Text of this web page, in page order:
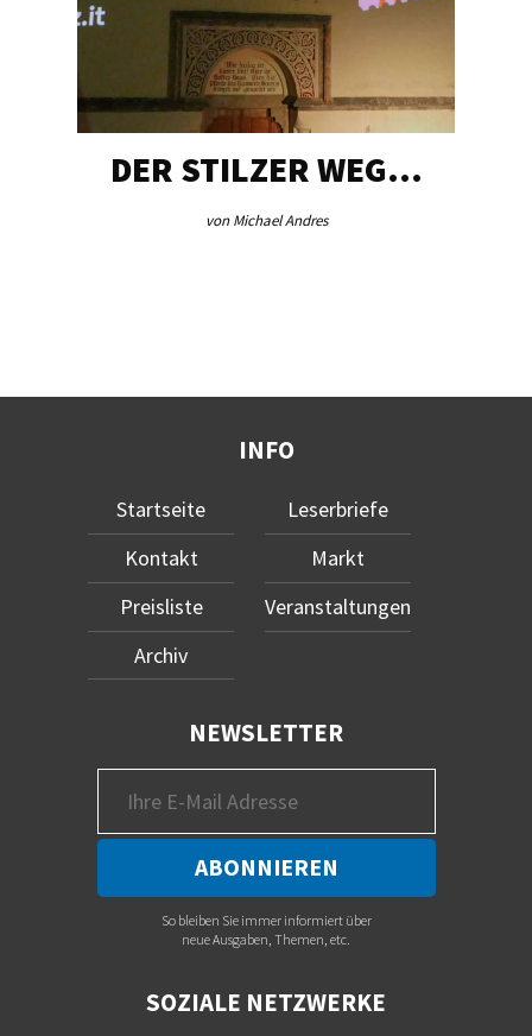
DER STILZER WEG…
von Michael Andres
INFO
Startseite
Kontakt
Preisliste
Archiv
Leserbriefe
Markt
Veranstaltungen
NEWSLETTER
So bleiben Sie immer informiert über
neue Ausgaben, Themen, etc.
SOZIALE NETZWERKE